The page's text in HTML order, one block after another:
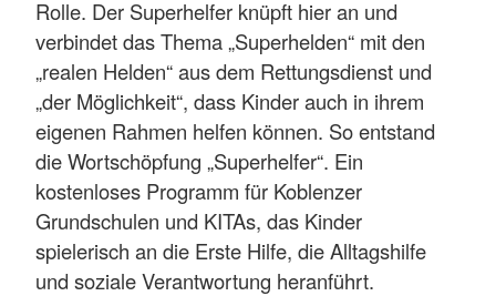
Rolle. Der Superhelfer knüpft hier an und
verbindet das Thema „Superhelden“ mit den
„realen Helden“ aus dem Rettungsdienst und
„der Möglichkeit“, dass Kinder auch in ihrem
eigenen Rahmen helfen können. So entstand
die Wortschöpfung „Superhelfer“. Ein
kostenloses Programm für Koblenzer
Grundschulen und KITAs, das Kinder
spielerisch an die Erste Hilfe, die Alltagshilfe
und soziale Verantwortung heranführt.